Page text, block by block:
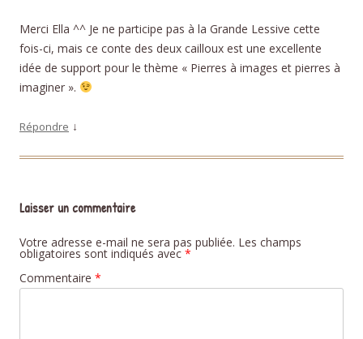
Merci Ella ^^ Je ne participe pas à la Grande Lessive cette
fois-ci, mais ce conte des deux cailloux est une excellente
idée de support pour le thème « Pierres à images et pierres à
imaginer ».
Répondre ↓
Laisser un commentaire
Votre adresse e-mail ne sera pas publiée. Les champs
obligatoires sont indiqués avec *
Commentaire *